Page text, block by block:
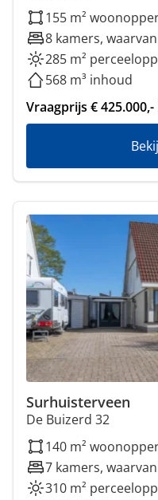
155 m²
8 kamers,
285 m²
568 m³ inhoud
Vraagprijs € 425.000,-
Surhuisterveen
De Buizerd 32
140 m²
7 kamers,
310 m²